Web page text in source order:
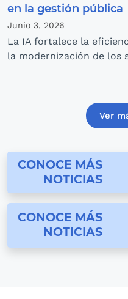
en la gestión pública
Junio 3, 2026
La IA fortalece la
la modernización de los
Ver
conoce las
CONOCE MÁS
NOTICIAS
conoce las
CONOCE MÁS
NOTICIAS